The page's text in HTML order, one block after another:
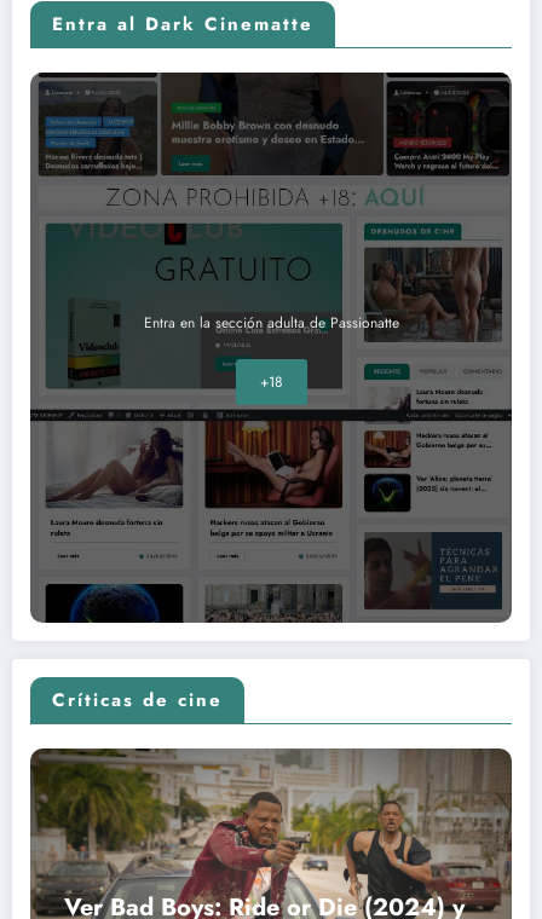
Entra al Dark Cinematte
Entra en la sección adulta de Passionatte
+18
Críticas de cine
Ver Bad Boys: Ride or Die (2024) y